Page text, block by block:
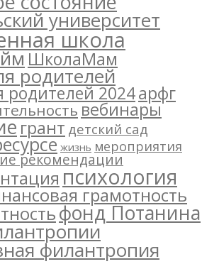
университет
школа
ШколаМам
родителей
2024арфг
вебинары
грант детский сад
жизнь мероприятия
рекомендации
психология
грамотность
фонд Потанина
филантропия